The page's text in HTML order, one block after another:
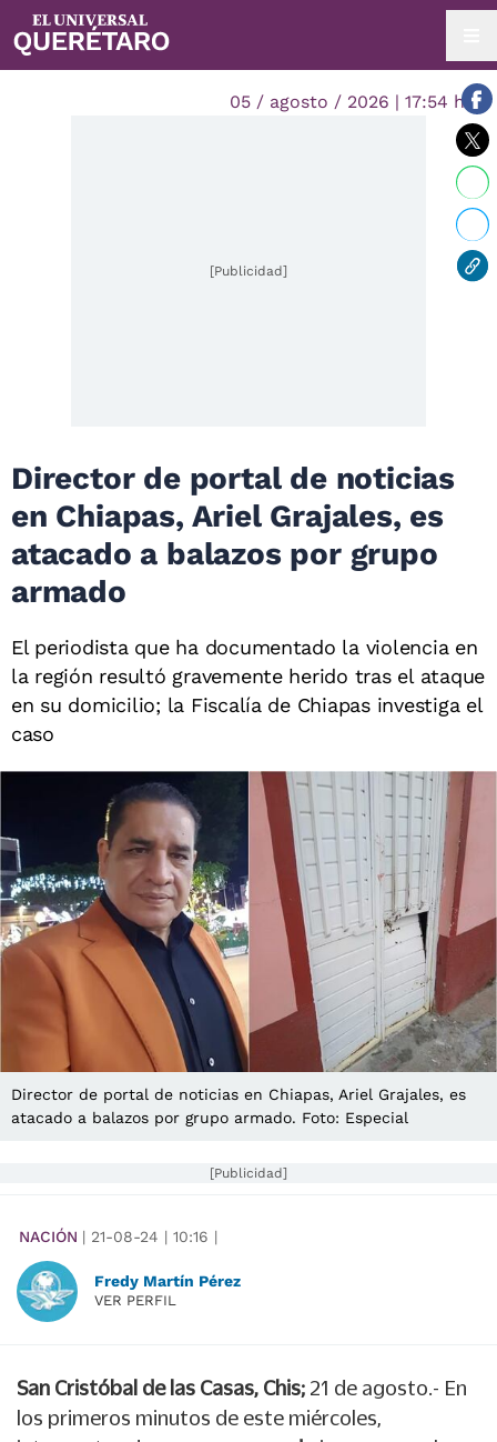
05 / agosto / 2026 | 17:54 hrs.
[Publicidad]
Director de portal de noticias
en Chiapas, Ariel Grajales, es
atacado a balazos por grupo
armado
El periodista que ha documentado la violencia en
la región resultó gravemente herido tras el ataque
en su domicilio; la Fiscalía de Chiapas investiga el
caso
Director de portal de noticias en Chiapas, Ariel Grajales, es
atacado a balazos por grupo armado. Foto: Especial
[Publicidad]
NACIÓN | 21-08-24 | 10:16 |
Fredy Martín Pérez
VER PERFIL
San Cristóbal de las Casas, Chis; 21 de agosto.- En
los primeros minutos de este miércoles,